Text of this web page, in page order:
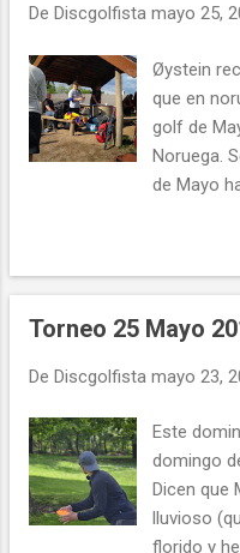
los
a ejercer
también
hay quien
las ansias
monjas
vinieran
atrevidas
De Discgolfista mayo 25,
Øystein
que en
golf de
Noruega.
de Mayo
los
canastas,
clásico.
como un
tenido
durante
ha
Torneo 25 Mayo
De Discgolfista mayo 23,
Este
domingo
Dicen que
lluvioso
florido y